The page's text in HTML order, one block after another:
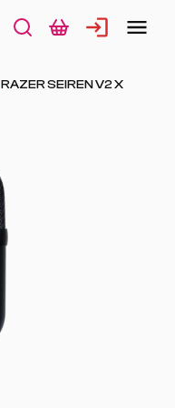
RAZER SEIREN V2 X